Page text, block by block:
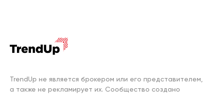
TrendUp не является брокером или его представителем,
а также не рекламирует их. Сообщество создано